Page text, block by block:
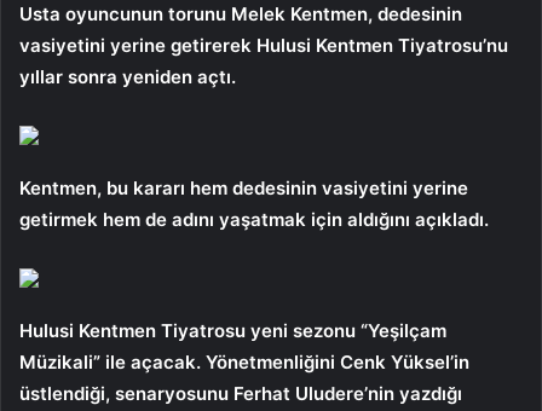
Usta oyuncunun torunu Melek Kentmen, dedesinin
vasiyetini yerine getirerek Hulusi Kentmen Tiyatrosu’nu
yıllar sonra yeniden açtı.
Kentmen, bu kararı hem dedesinin vasiyetini yerine
getirmek hem de adını yaşatmak için aldığını açıkladı.
Hulusi Kentmen Tiyatrosu yeni sezonu “Yeşilçam
Müzikali” ile açacak. Yönetmenliğini Cenk Yüksel’in
üstlendiği, senaryosunu Ferhat Uludere’nin yazdığı